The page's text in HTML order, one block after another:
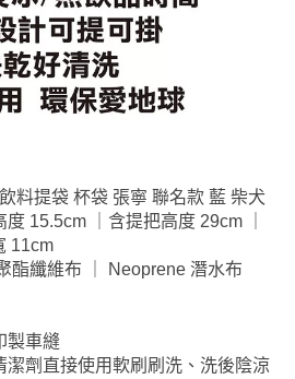
料提袋 杯袋 張寧 聯名款 藍 柴犬
15.5cm ｜含提把高度 29cm ｜
11cm
纖維布 ｜ Neoprene 潛水布
車縫
潔劑直接使用軟刷刷洗、洗後陰涼